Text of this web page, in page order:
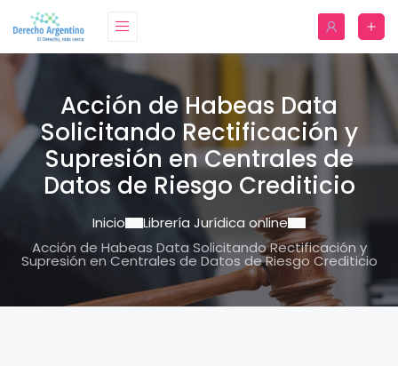
Acción de Habeas Data
Solicitando Rectificación y
Supresión en Centrales de
Datos de Riesgo Crediticio
Inicio
Librería Jurídica online
Acción de Habeas Data Solicitando Rectificación y
Supresión en Centrales de Datos de Riesgo Crediticio